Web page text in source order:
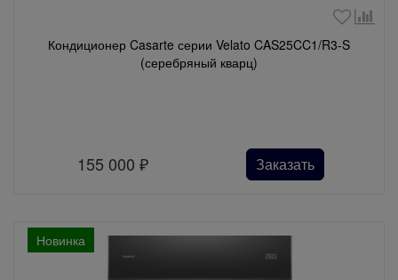
Кондиционер Casarte серии Velato CAS25CC1/R3-S
(серебряный кварц)
155 000₽ Заказать
Новинка